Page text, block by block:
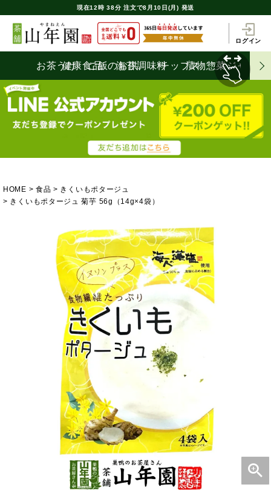
現在12時 38分 注文で8月10日(月) 発送
ログイン
お茶うけ健康食品ご飯のお供
海苔調味料チップス
漬物惣菜ジャム
HOME 食品
きくいもポタージュ
きくいもポタージュ 菊芋 56g（14g×4袋）